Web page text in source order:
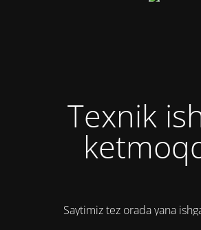
Texnik
Saytimiz tez orada yana